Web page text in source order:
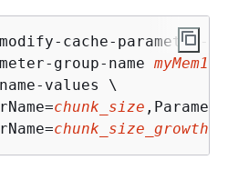
cache-parameter-
group-name
myMem14
values \
chunk_size